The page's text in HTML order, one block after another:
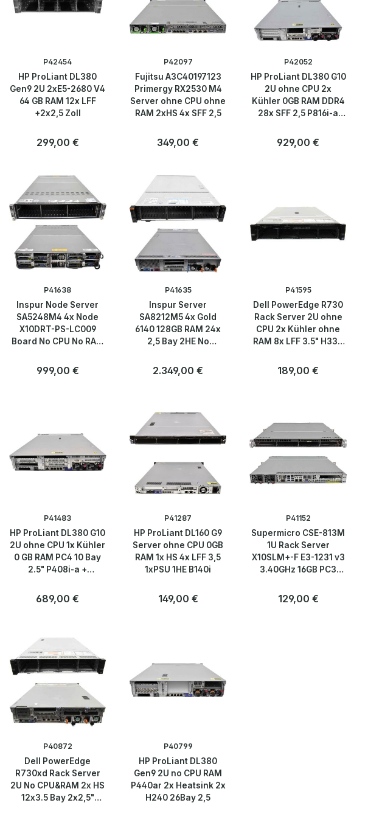
P42454
HP ProLiant DL380
Gen9 2U 2xE5-2680 V4
64 GB RAM 12x LFF
+2x2,5 Zoll
Regulärer Preis:
299,00 €
P42097
Fujitsu A3C40197123
Primergy RX2530 M4
Server ohne CPU ohne
RAM 2xHS 4x SFF 2,5
Regulärer Preis:
349,00 €
P42052
HP ProLiant DL380 G10
2U ohne CPU 2x
Kühler 0GB RAM DDR4
28x SFF 2,5 P816i-a
Regulärer Preis:
929,00 €
P41638
Inspur Node Server
SA5248M4 4x Node
X10DRT-PS-LC009
Board No CPU No RAM
Regulärer Preis:
999,00 €
P41635
Inspur Server
SA8212M5 4x Gold
6140 128GB RAM 24x
2,5 Bay 2HE No
Regulärer Preis:
2.349,00 €
P41595
Dell PowerEdge R730
Rack Server 2U ohne
CPU 2x Kühler ohne
RAM 8x LFF 3.5" H330
Regulärer Preis:
189,00 €
P41483
HP ProLiant DL380 G10
2U ohne CPU 1x Kühler
0 GB RAM PC4 10 Bay
2.5" P408i-a +
Regulärer Preis:
689,00 €
P41287
HP ProLiant DL160 G9
Server ohne CPU 0GB
RAM 1x HS 4x LFF 3,5
1xPSU 1HE B140i
Regulärer Preis:
149,00 €
P41152
Supermicro CSE-813M
1U Rack Server
X10SLM+-F E3-1231 v3
3.40GHz 16GB PC3
Regulärer Preis:
129,00 €
P40872
Dell PowerEdge
R730xd Rack Server
2U No CPU&RAM 2x HS
12x3.5 Bay 2x2,5"
P40799
HP ProLiant DL380
Gen9 2U no CPU RAM
P440ar 2x Heatsink 2x
H240 26Bay 2,5